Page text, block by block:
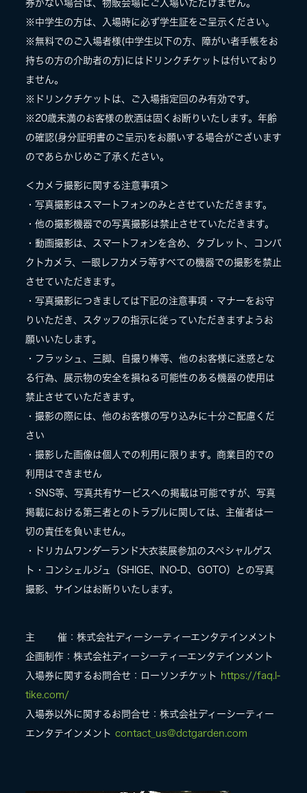
券がない場合は、物販会場にご入場いただけません。
※中学生の方は、入場時に必ず学生証をご呈示ください。
※無料でのご入場者様(中学生以下の方、障がい者手帳をお
持ちの方の介助者の方)にはドリンクチケットは付いており
ません。
※ドリンクチケットは、ご入場指定回のみ有効です。
※20歳未満のお客様の飲酒は固くお断りいたします。年齢
の確認(身分証明書のご呈示)をお願いする場合がございます
のであらかじめご了承ください。
＜カメラ撮影に関する注意事項＞
・写真撮影はスマートフォンのみとさせていただきます。
・他の撮影機器での写真撮影は禁止させていただきます。
・動画撮影は、スマートフォンを含め、タブレット、コンパ
クトカメラ、一眼レフカメラ等すべての機器での撮影を禁止
させていただきます。
・写真撮影につきましては下記の注意事項・マナーをお守
りいただき、スタッフの指示に従っていただきますようお
願いいたします。
・フラッシュ、三脚、自撮り棒等、他のお客様に迷惑とな
る行為、展示物の安全を損ねる可能性のある機器の使用は
禁止させていただきます。
・撮影の際には、他のお客様の写り込みに十分ご配慮くだ
さい
・撮影した画像は個人での利用に限ります。商業目的での
利用はできません
・SNS等、写真共有サービスへの掲載は可能ですが、写真
掲載における第三者とのトラブルに関しては、主催者は一
切の責任を負いません。
・ドリカムワンダーランド大衣装展参加のスペシャルゲス
ト・コンシェルジュ（SHIGE、INO-D、GOTO）との写真
撮影、サインはお断りいたします。
主 催：株式会社ディーシーティーエンタテインメント
企画制作：株式会社ディーシーティーエンタテインメント
入場券に関するお問合せ：ローソンチケット
https://faq.l-
tike.com/
入場券以外に関するお問合せ：株式会社ディーシーティー
エンタテインメント contact_us@dctgarden.com